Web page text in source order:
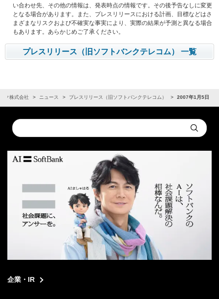
い合わせ先、その他の情報は、発表時点の情報です。その後予告なしに変更
となる場合があります。また、プレスリリースにおける計画、目標などはさ
まざまなリスクおよび不確実な事実により、実際の結果が予測と異なる場合
もあります。あらかじめご了承ください。
プレスリリース（旧ソフトバンクテレコム） 一覧
ク株式会社 ニュース プレスリリース（旧ソフトバンクテレコム） 2007年1月5日
Conduct
a
Submit
企業・IR